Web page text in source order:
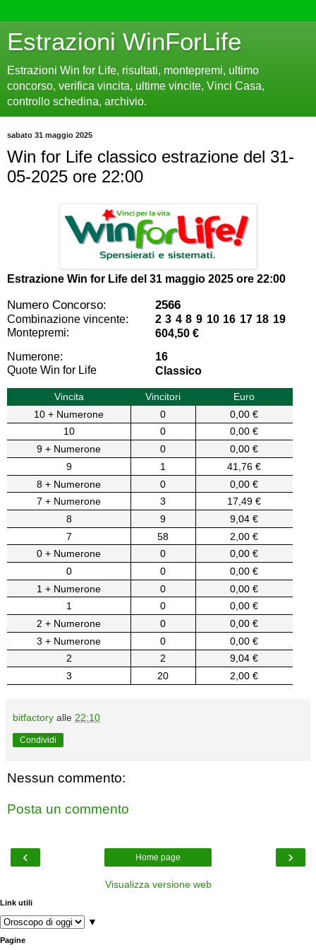
Estrazioni WinForLife
Estrazioni Win for Life, risultati, montepremi, ultimo
concorso, verifica vincita, ultime vincite, Vinci Casa,
controllo schedina, archivio.
sabato 31 maggio 2025
Win for Life classico estrazione del 31-
05-2025 ore 22:00
Estrazione Win for Life del 31 maggio 2025 ore 22:00
Numero Concorso: 2566
Combinazione vincente:
2 3 4 8 9 10 16 17 18 19
Montepremi:
604,50 €
Numerone:
16
Quote Win for Life
Classico
Vincita Vincitori
Euro
10 + Numerone
0
0,00 €
10
0
0,00 €
9 + Numerone
0
0,00 €
9
1
41,76 €
8 + Numerone
0
0,00 €
7 + Numerone
3
17,49 €
8
9
9,04 €
7
58
2,00 €
0 + Numerone
0
0,00 €
0
0
0,00 €
1 + Numerone
0
0,00 €
1
0
0,00 €
2 + Numerone
0
0,00 €
3 + Numerone
0
0,00 €
2
2
9,04 €
3
20 2,00 €
bitfactory alle 22:10
Condividi
Nessun commento:
Posta un commento
‹ ›
Home page
Visualizza versione web
Link utili
▼
Pagine